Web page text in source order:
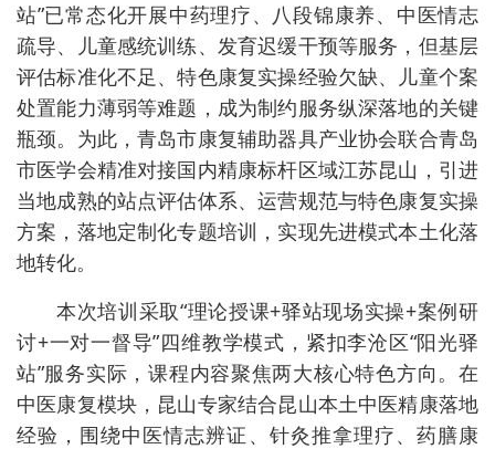
站”已常态化开展中药理疗、八段锦康养、中医情志
疏导、儿童感统训练、发育迟缓干预等服务，但基层
评估标准化不足、特色康复实操经验欠缺、儿童个案
处置能力薄弱等难题，成为制约服务纵深落地的关键
瓶颈。为此，青岛市康复辅助器具产业协会联合青岛
市医学会精准对接国内精康标杆区域江苏昆山，引进
当地成熟的站点评估体系、运营规范与特色康复实操
方案，落地定制化专题培训，实现先进模式本土化落
地转化。
本次培训采取“理论授课+驿站现场实操+案例研
讨+一对一督导”四维教学模式，紧扣李沧区“阳光驿
站”服务实际，课程内容聚焦两大核心特色方向。在
中医康复模块，昆山专家结合昆山本土中医精康落地
经验，围绕中医情志辨证、针灸推拿理疗、药膳康